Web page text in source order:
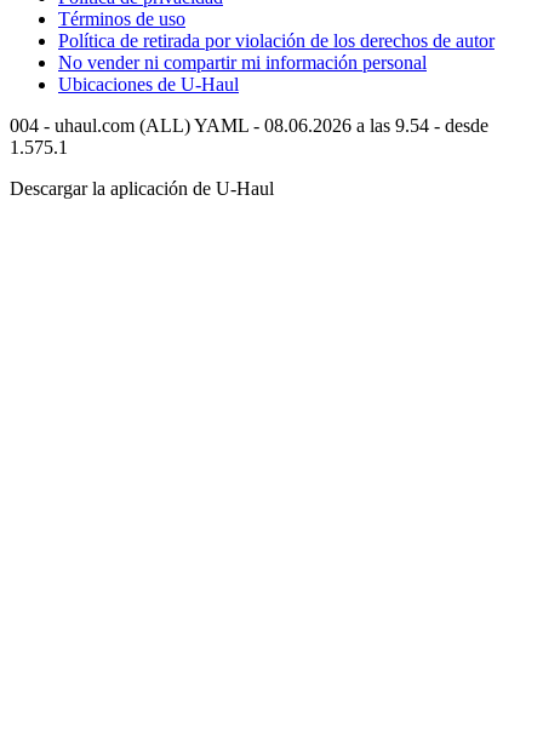
Términos de uso
Política de retirada por violación de los derechos de autor
No vender ni compartir mi información personal
Ubicaciones de U-Haul
004 - uhaul.com (ALL) YAML - 08.06.2026 a las 9.54 - desde
1.575.1
Descargar la aplicación de U-Haul